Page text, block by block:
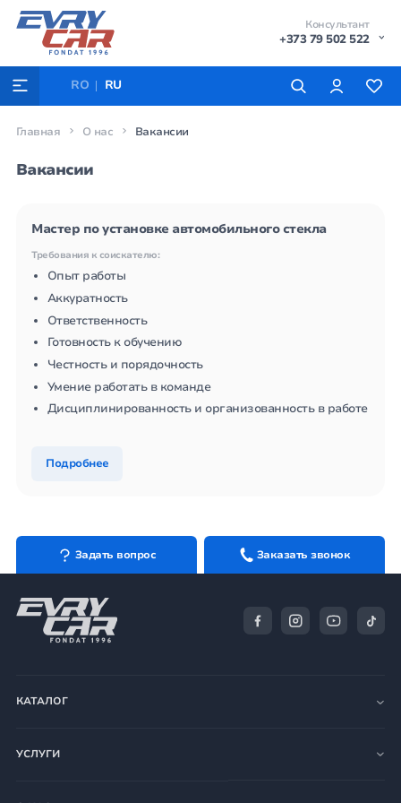
Консультант
+373 79 502 522
RO RU
Главная О нас Вакансии
Вакансии
Мастер по установке автомобильного стекла
Требования к соискателю:
Опыт работы
Аккуратность
Ответственность
Готовность к обучению
Честность и порядочность
Умение работать в команде
Дисциплинированность и организованность в работе
Подробнее
Задать вопрос Заказать звонок
КАТАЛОГ
УСЛУГИ